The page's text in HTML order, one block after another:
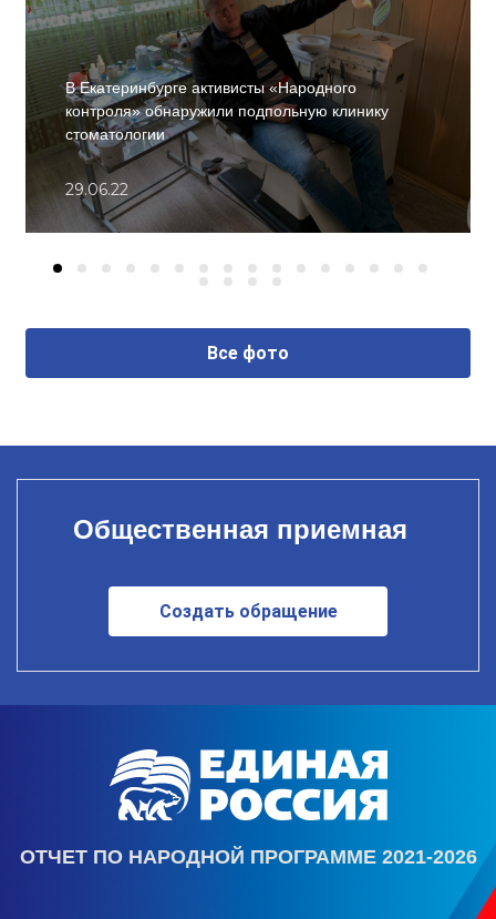
В Екатеринбурге активисты «Народного
контроля» обнаружили подпольную клинику
стоматологии
29.06.22
Все фото
Общественная приемная
Создать обращение
ОТЧЕТ ПО НАРОДНОЙ ПРОГРАММЕ 2021-2026